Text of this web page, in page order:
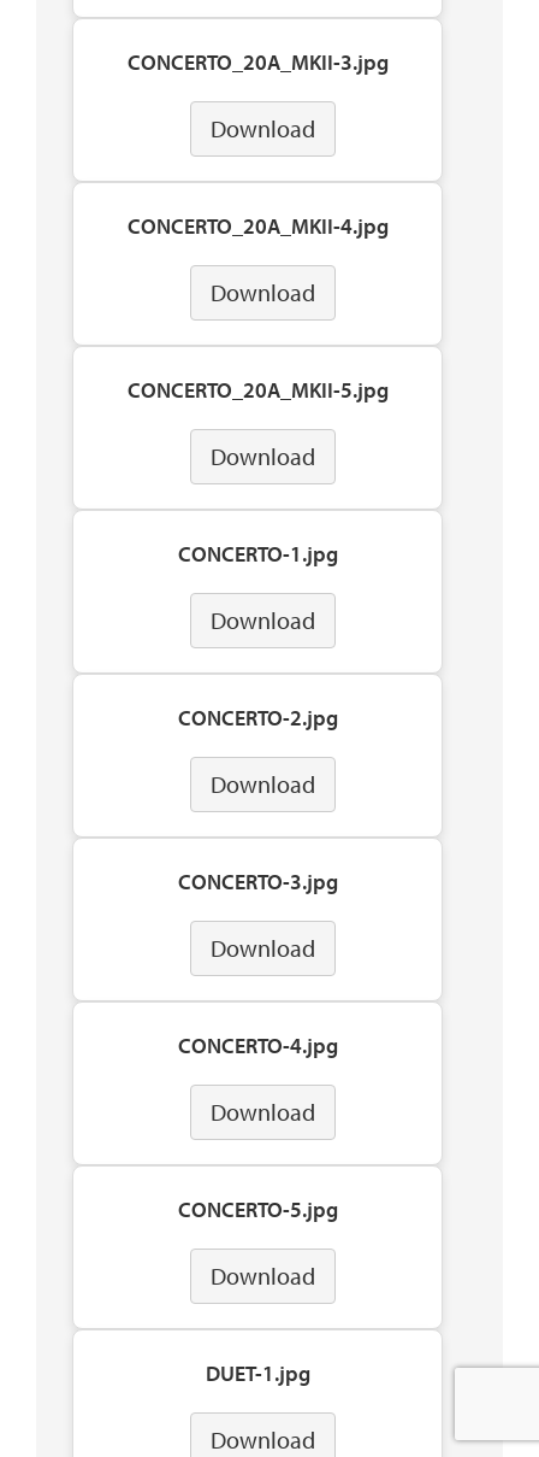
CONCERTO_20A_MKII-3.jpg
Download
CONCERTO_20A_MKII-4.jpg
Download
CONCERTO_20A_MKII-5.jpg
Download
CONCERTO-1.jpg
Download
CONCERTO-2.jpg
Download
CONCERTO-3.jpg
Download
CONCERTO-4.jpg
Download
CONCERTO-5.jpg
Download
DUET-1.jpg
Download